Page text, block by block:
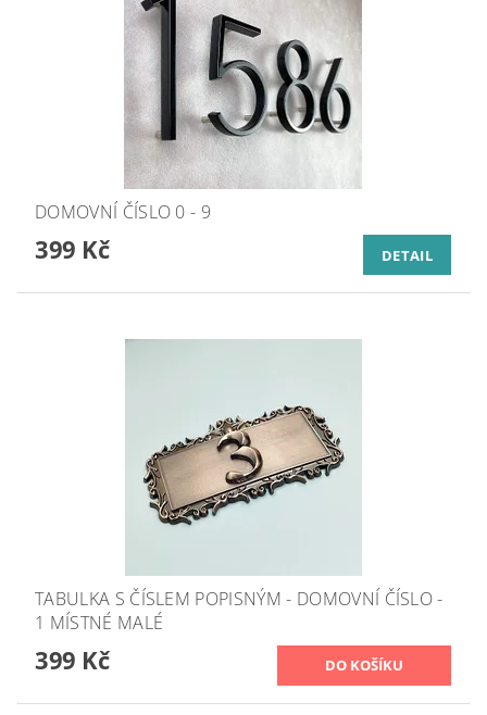
DOMOVNÍ ČÍSLO 0 - 9
399 Kč DETAIL
TABULKA S ČÍSLEM POPISNÝM - DOMOVNÍ ČÍSLO -
1 MÍSTNÉ MALÉ
399 Kč